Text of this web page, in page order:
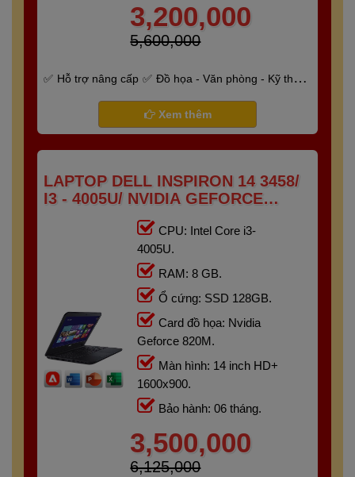
3,200,000
5,600,000
Hỗ trợ nâng cấp
Đồ họa - Văn phòng - Kỹ thuật
Xem thêm
LAPTOP DELL INSPIRON 14 3458/
I3 - 4005U/ NVIDIA GEFORCE
820M/ RAM 8G/ SSD 128GB/
CPU: Intel Core i3-
4005U.
RAM: 8 GB.
Ổ cứng: SSD 128GB.
Card đồ họa: Nvidia
Geforce 820M.
Màn hình: 14 inch HD+
1600x900.
Bảo hành: 06 tháng.
3,500,000
6,125,000